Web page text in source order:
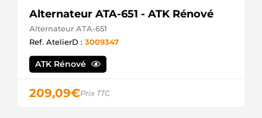
Alternateur ATA-651 - ATK Rénové
Alternateur ATA-651
Ref. AtelierD : 3009347
ATK Rénové
209,09€Prix TTC